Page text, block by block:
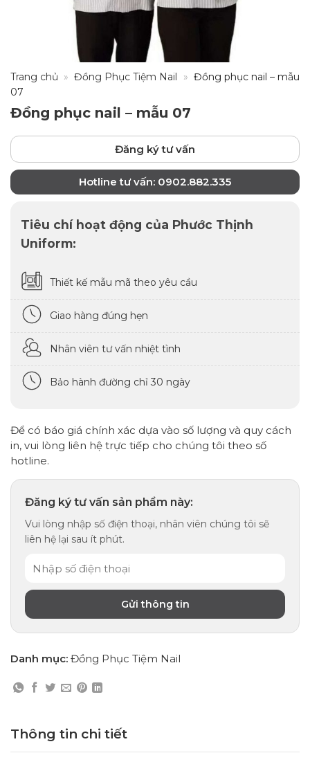
Trang chủ » Đồng Phục Tiệm Nail » Đồng phục nail – mẫu
07
Đồng phục nail – mẫu 07
Đăng ký tư vấn
Hotline tư vấn: 0902.882.335
Tiêu chí hoạt động của Phước Thịnh
Uniform:
Thiết kế mẫu mã theo yêu cầu
Giao hàng đúng hẹn
Nhân viên tư vấn nhiệt tình
Bảo hành đường chỉ 30 ngày
Để có báo giá chính xác dựa vào số lượng và quy cách
in, vui lòng liên hệ trực tiếp cho chúng tôi theo số
hotline.
Đăng ký tư vấn sản phẩm này:
Vui lòng nhập số điện thoại, nhân viên chúng tôi sẽ
liên hệ lại sau ít phút.
Danh mục: Đồng Phục Tiệm Nail
Thông tin chi tiết